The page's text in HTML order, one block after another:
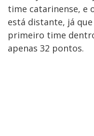
time catarinense, e
está distante, já
primeiro time
apenas 32 pontos.